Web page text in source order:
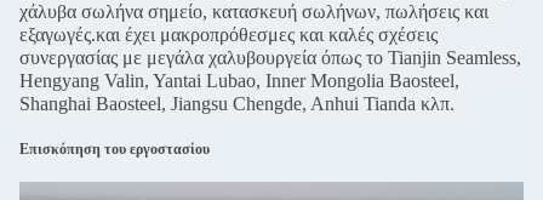
χάλυβα σωλήνα σημείο, κατασκευή σωλήνων, πωλήσεις και
εξαγωγές.και έχει μακροπρόθεσμες και καλές σχέσεις
συνεργασίας με μεγάλα χαλυβουργεία όπως το Tianjin Seamless,
Hengyang Valin, Yantai Lubao, Inner Mongolia Baosteel,
Shanghai Baosteel, Jiangsu Chengde, Anhui Tianda κλπ.
Επισκόπηση του εργοστασίου